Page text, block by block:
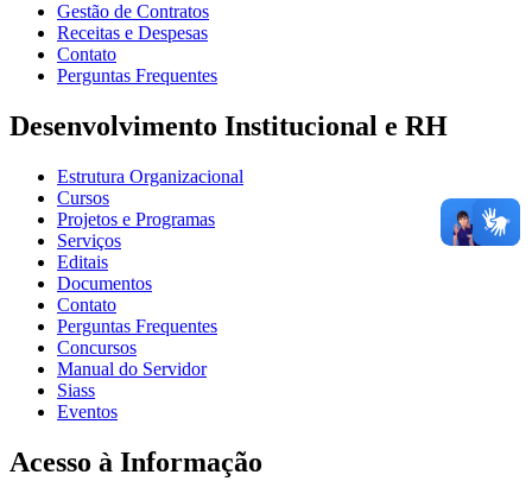
Gestão de Contratos
Receitas e Despesas
Contato
Perguntas Frequentes
Desenvolvimento Institucional e RH
Estrutura Organizacional
Cursos
Projetos e Programas
Serviços
Editais
Documentos
Contato
Perguntas Frequentes
Concursos
Manual do Servidor
Siass
Eventos
Acesso à Informação